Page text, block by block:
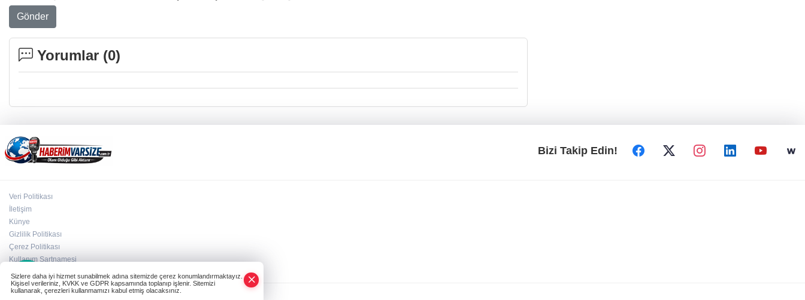
Gönder
Yorumlar (0)
Bizi Takip Edin!
Veri Politikası
İletişim
Künye
Gizlilik Politikası
Çerez Politikası
Kullanım Şartnamesi
Sizlere daha iyi hizmet sunabilmek adına sitemizde çerez konumlandırmaktayız.
Kişisel verileriniz, KVKK ve GDPR kapsamında toplanıp işlenir. Sitemizi
kullanarak, çerezleri kullanmamızı kabul etmiş olacaksınız.
Whatsapp×